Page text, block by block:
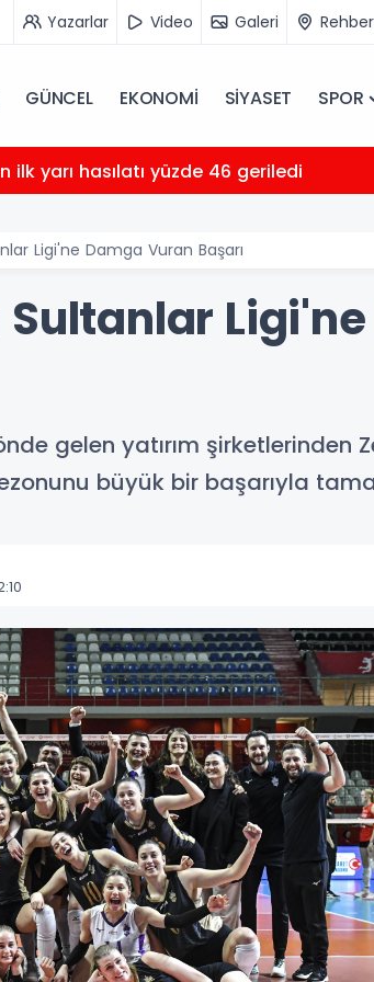
Yazarlar Video Galeri Rehber
GÜNCEL EKONOMİ SİYASET SPOR
bağlı ortaklığı Razi Petrochemical'da
Ligi'ne Damga Vuran Başarı
Sultanlar
gelen yatırım
büyük bir başarıyla